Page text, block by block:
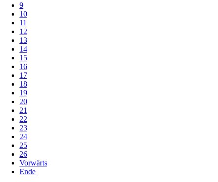
9
10
11
12
13
14
15
16
17
18
19
20
21
22
23
24
25
26
Vorwärts
Ende